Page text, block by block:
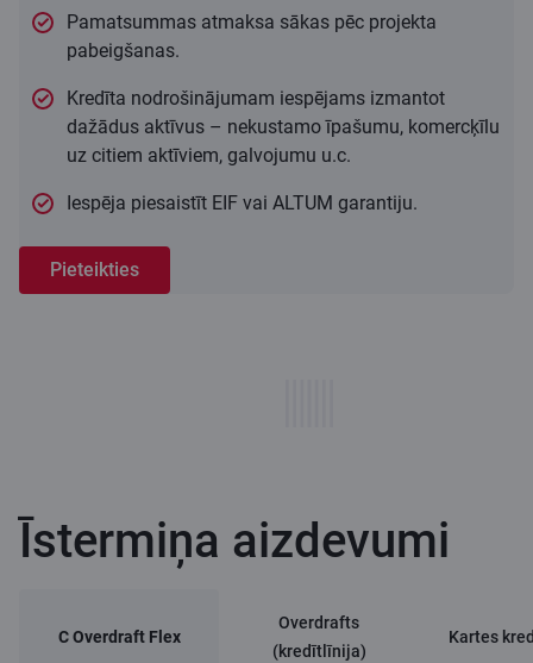
Pamatsummas atmaksa sākas pēc projekta
pabeigšanas.
Kredīta nodrošinājumam iespējams izmantot
dažādus aktīvus – nekustamo īpašumu, komercķīlu
uz citiem aktīviem, galvojumu u.c.
Iespēja piesaistīt EIF vai ALTUM garantiju.
Pieteikties
Īstermiņa aizdevumi
C Overdraft Flex
Overdrafts
(kredītlīnija)
Kartes